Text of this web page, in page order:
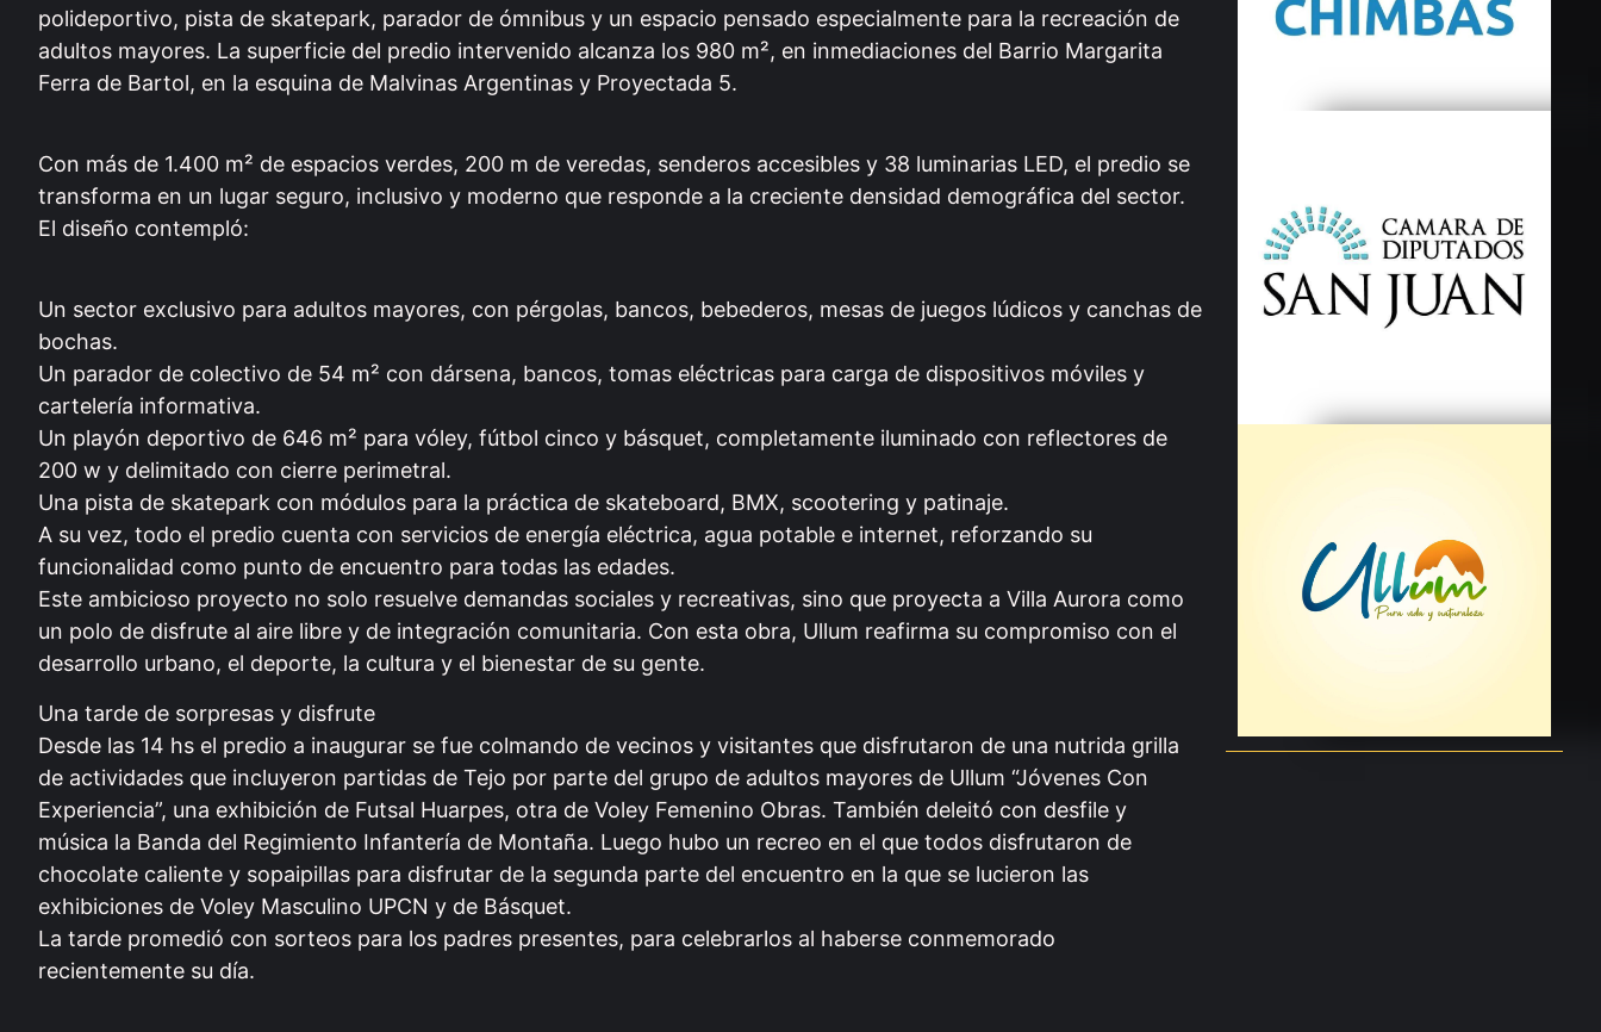
polideportivo, pista de skatepark, parador de ómnibus y un espacio pensado especialmente para la recreación de
adultos mayores. La superficie del predio intervenido alcanza los 980 m², en inmediaciones del Barrio Margarita
Ferra de Bartol, en la esquina de Malvinas Argentinas y Proyectada 5.
Con más de 1.400 m² de espacios verdes, 200 m de veredas, senderos accesibles y 38 luminarias LED, el predio se
transforma en un lugar seguro, inclusivo y moderno que responde a la creciente densidad demográfica del sector.
El diseño contempló:
Un sector exclusivo para adultos mayores, con pérgolas, bancos, bebederos, mesas de juegos lúdicos y canchas de
bochas.
Un parador de colectivo de 54 m² con dársena, bancos, tomas eléctricas para carga de dispositivos móviles y
cartelería informativa.
Un playón deportivo de 646 m² para vóley, fútbol cinco y básquet, completamente iluminado con reflectores de
200 w y delimitado con cierre perimetral.
Una pista de skatepark con módulos para la práctica de skateboard, BMX, scootering y patinaje.
A su vez, todo el predio cuenta con servicios de energía eléctrica, agua potable e internet, reforzando su
funcionalidad como punto de encuentro para todas las edades.
Este ambicioso proyecto no solo resuelve demandas sociales y recreativas, sino que proyecta a Villa Aurora como
un polo de disfrute al aire libre y de integración comunitaria. Con esta obra, Ullum reafirma su compromiso con el
desarrollo urbano, el deporte, la cultura y el bienestar de su gente.
Una tarde de sorpresas y disfrute
Desde las 14 hs el predio a inaugurar se fue colmando de vecinos y visitantes que disfrutaron de una nutrida grilla
de actividades que incluyeron partidas de Tejo por parte del grupo de adultos mayores de Ullum “Jóvenes Con
Experiencia”, una exhibición de Futsal Huarpes, otra de Voley Femenino Obras. También deleitó con desfile y
música la Banda del Regimiento Infantería de Montaña. Luego hubo un recreo en el que todos disfrutaron de
chocolate caliente y sopaipillas para disfrutar de la segunda parte del encuentro en la que se lucieron las
exhibiciones de Voley Masculino UPCN y de Básquet.
La tarde promedió con sorteos para los padres presentes, para celebrarlos al haberse conmemorado
recientemente su día.